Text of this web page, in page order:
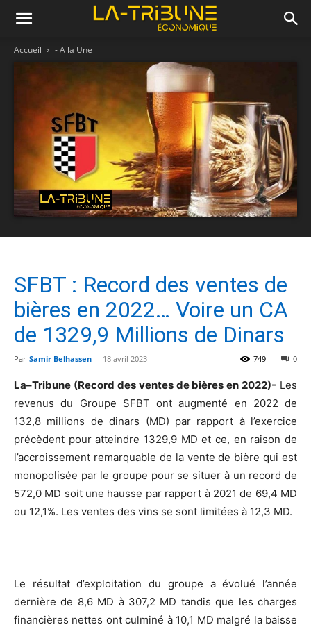
Accueil - A la Une
SFBT : Record des ventes de
bières en 2022… Voire un CA
de 1329,9 Millions de Dinars
Par Samir Belhassen - 18 avril 2023 0
749
La–Tribune (Record des ventes de bières en 2022)- Les
revenus du Groupe SFBT ont augmenté en 2022 de
132,8 millions de dinars (MD) par rapport à l’exercice
précèdent pour atteindre 1329,9 MD et ce, en raison de
l’accroissement remarquable de la vente de bière qui est
monopolisée par le groupe pour se situer à un record de
572,0 MD soit une hausse par rapport à 2021 de 69,4 MD
ou 12,1%. Les ventes des vins se sont limitées à 12,3 MD.
Le résultat d’exploitation du groupe a évolué l’année
dernière de 8,6 MD à 307,2 MD tandis que les charges
financières nettes ont culminé à 10,1 MD malgré la baisse